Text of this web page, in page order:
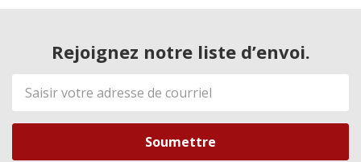
Rejoignez notre liste d’envoi.
Adresse
de
courriel